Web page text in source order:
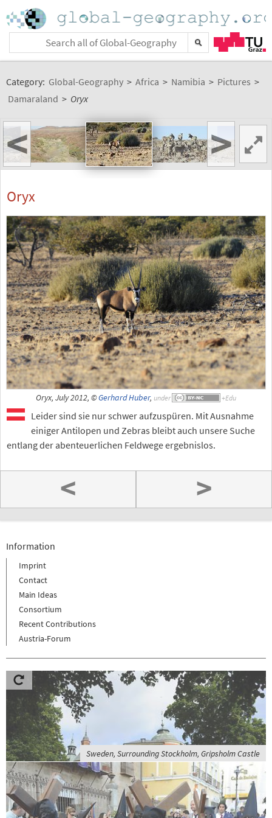
Category: Global-Geography > Africa > Namibia > Pictures >
Damaraland > Oryx
< >
Oryx
Oryx, July 2012, ©Gerhard Huber, under
Leider sind sie nur schwer aufzuspüren. Mit Ausnahme
einiger Antilopen und Zebras bleibt auch unsere Suche
entlang der abenteuerlichen Feldwege ergebnislos.
< >
Information
Imprint
Contact
Main Ideas
Consortium
Recent Contributions
Austria-Forum
Sweden, Surrounding Stockholm, Gripsholm Castle